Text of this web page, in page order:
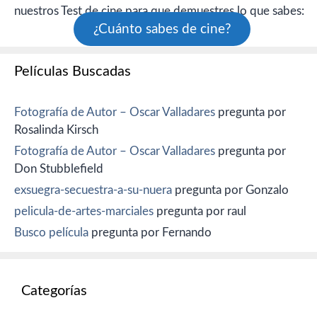
nuestros Test de cine para que demuestres lo que sabes:
¿Cuánto sabes de cine?
Películas Buscadas
Fotografía de Autor – Oscar Valladares pregunta por
Rosalinda Kirsch
Fotografía de Autor – Oscar Valladares pregunta por
Don Stubblefield
exsuegra-secuestra-a-su-nuera pregunta por Gonzalo
pelicula-de-artes-marciales pregunta por raul
Busco película pregunta por Fernando
Categorías